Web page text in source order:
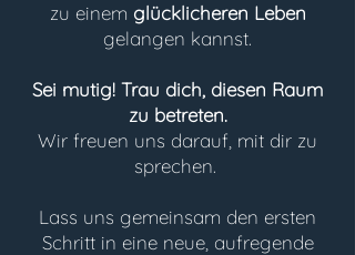
zu einem glücklicheren Leben
gelangen kannst.
Sei mutig! Trau dich, diesen Raum
zu betreten.
Wir freuen uns darauf, mit dir zu
sprechen.
Lass uns gemeinsam den ersten
Schritt in eine neue, aufregende